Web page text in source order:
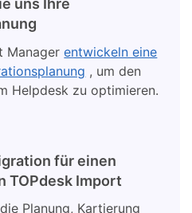
uns Ihre
Managerentwickeln eine
, um den
Helpdesk zu optimieren.
für einen
TOPdesk Import
Planung, Kartierung